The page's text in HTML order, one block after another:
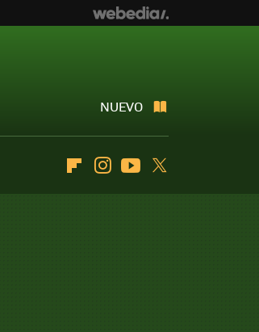
NUEVO
FlipboardInstagramYoutube